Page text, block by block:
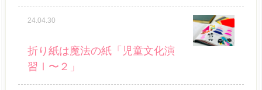
24.04.30
折り紙は魔法の紙「児童文化演
習Ⅰ〜２」